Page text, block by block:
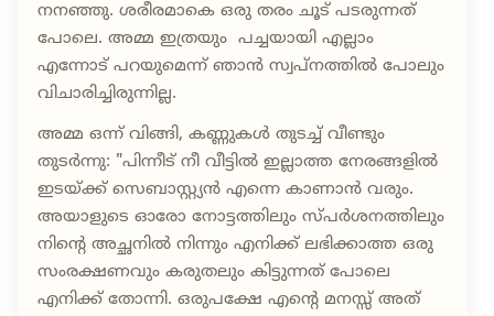
നനഞ്ഞു. ശരീരമാകെ ഒരു തരം ചൂട് പടരുന്നത്
പോലെ. അമ്മ ഇത്രയും പച്ചയായി എല്ലാം
എന്നോട് പറയുമെന്ന് ഞാൻ സ്വപ്നത്തിൽ പോലും
വിചാരിച്ചിരുന്നില്ല.
അമ്മ ഒന്ന് വിങ്ങി, കണ്ണുകൾ തുടച്ച് വീണ്ടും
തുടർന്നു: "പിന്നീട് നീ വീട്ടിൽ ഇല്ലാത്ത നേരങ്ങളിൽ
ഇടയ്ക്ക് സെബാസ്റ്റ്യൻ എന്നെ കാണാൻ വരും.
അയാളുടെ ഓരോ നോട്ടത്തിലും സ്പർശനത്തിലും
നിന്റെ അച്ഛനിൽ നിന്നും എനിക്ക് ലഭിക്കാത്ത ഒരു
സംരക്ഷണവും കരുതലും കിട്ടുന്നത് പോലെ
എനിക്ക് തോന്നി. ഒരുപക്ഷേ എന്റെ മനസ്സ് അത്